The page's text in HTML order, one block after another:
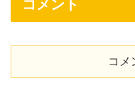
コメント
コメ